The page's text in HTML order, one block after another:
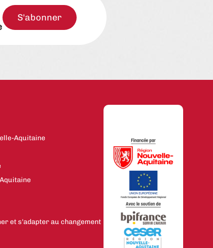
S'abonner
Aquitaine
et s'adapter au changement